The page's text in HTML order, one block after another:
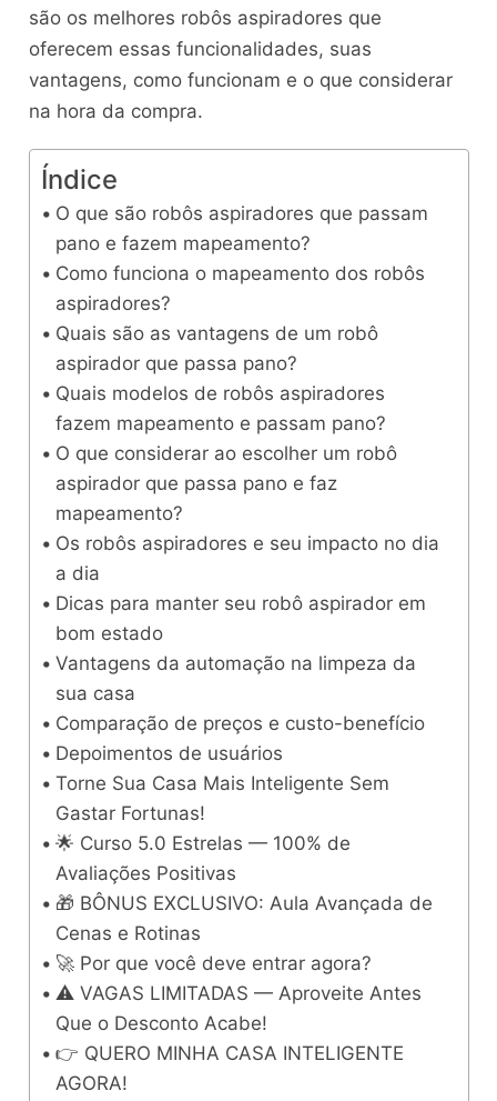
são os melhores robôs aspiradores que
oferecem essas funcionalidades, suas
vantagens, como funcionam e o que considerar
na hora da compra.
Índice
O que são robôs aspiradores que passam
pano e fazem mapeamento?
Como funciona o mapeamento dos robôs
aspiradores?
Quais são as vantagens de um robô
aspirador que passa pano?
Quais modelos de robôs aspiradores
fazem mapeamento e passam pano?
O que considerar ao escolher um robô
aspirador que passa pano e faz
mapeamento?
Os robôs aspiradores e seu impacto no dia
a dia
Dicas para manter seu robô aspirador em
bom estado
Vantagens da automação na limpeza da
sua casa
Comparação de preços e custo-benefício
Depoimentos de usuários
Torne Sua Casa Mais Inteligente Sem
Gastar Fortunas!
🌟 Curso 5.0 Estrelas — 100% de
Avaliações Positivas
🎁 BÔNUS EXCLUSIVO: Aula Avançada de
Cenas e Rotinas
🚀 Por que você deve entrar agora?
⚠️ VAGAS LIMITADAS — Aproveite Antes
Que o Desconto Acabe!
👉 QUERO MINHA CASA INTELIGENTE
AGORA!